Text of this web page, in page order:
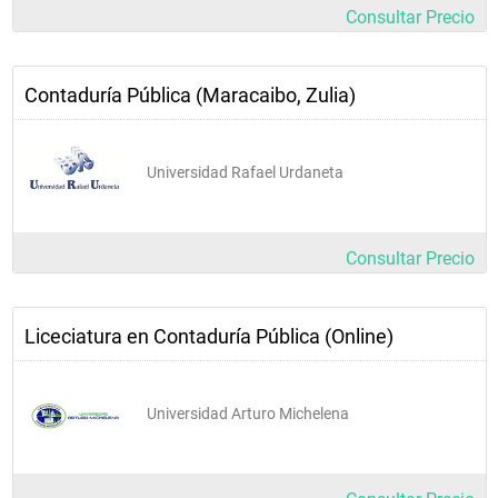
prelación: inglés i  2
descripción  u.c.
legislación laboral  3
contabilidad iv
prelación: contabilidad iii  4
desarrollo sustentable  3
Consultar Precio
Contaduría Pública (Maracaibo, Zulia)
Universidad Rafael Urdaneta
Consultar Precio
Liceciatura en Contaduría Pública (Online)
Universidad Arturo Michelena